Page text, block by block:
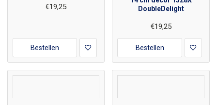
€19,25
Bestellen
DoubleDelight
€19,25
Bestellen